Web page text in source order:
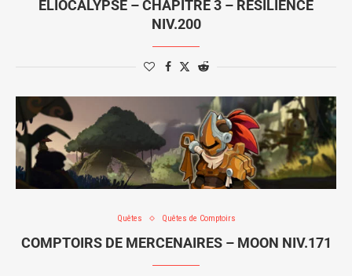
ELIOCALYPSE – CHAPITRE 3 – RÉSILIENCE
NIV.200
Quêtes Quêtes de Comptoirs
COMPTOIRS DE MERCENAIRES – MOON NIV.171